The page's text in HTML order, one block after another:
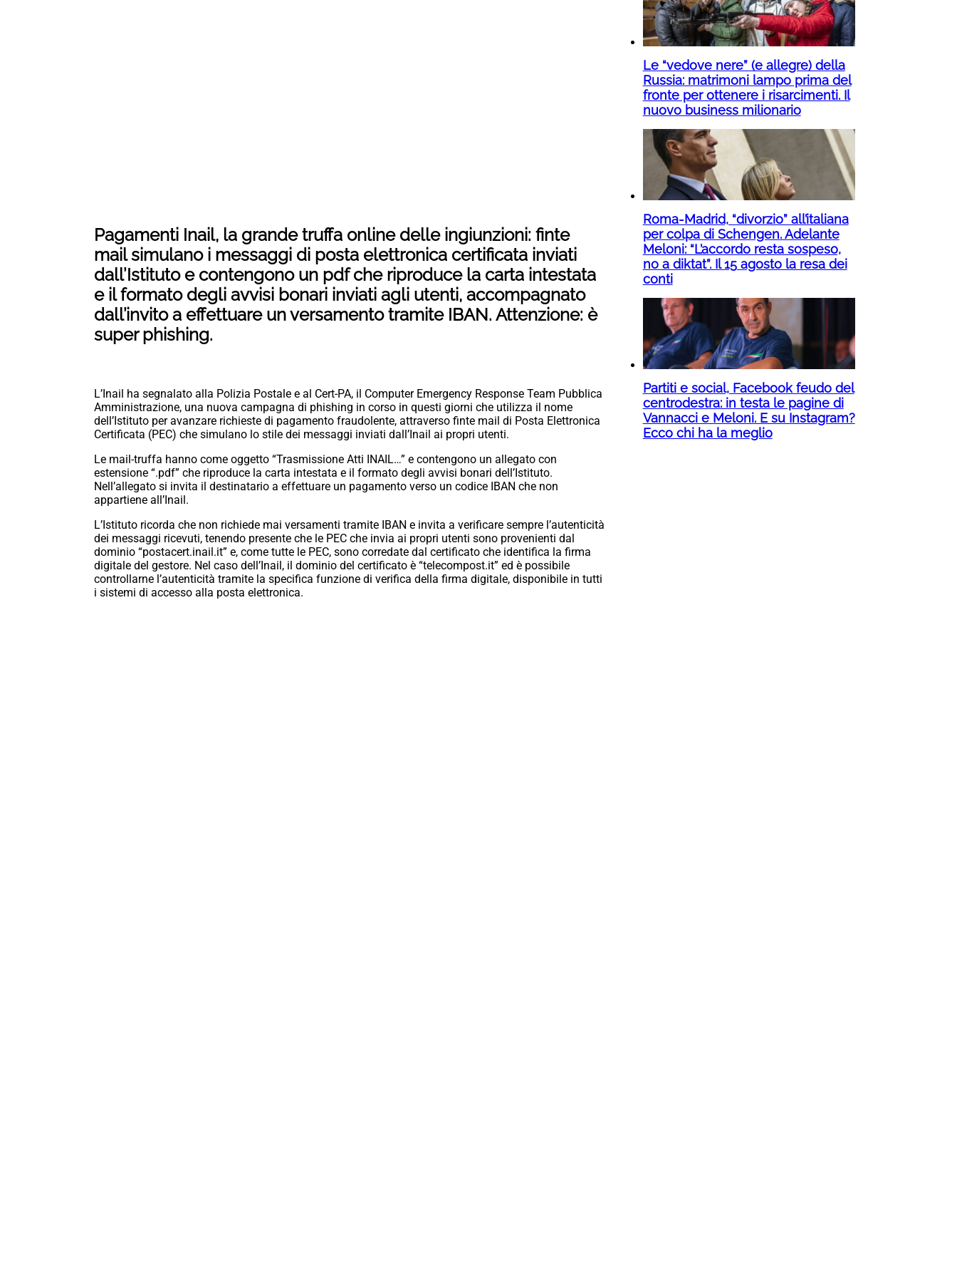
Pagamenti Inail, la grande truffa online delle ingiunzioni: finte
mail simulano i messaggi di posta elettronica certificata inviati
dall’Istituto e contengono un pdf che riproduce la carta intestata
e il formato degli avvisi bonari inviati agli utenti, accompagnato
dall’invito a effettuare un versamento tramite IBAN. Attenzione: è
super phishing.
L’Inail ha segnalato alla Polizia Postale e al Cert-PA, il Computer Emergency Response Team Pubblica
Amministrazione, una nuova campagna di phishing in corso in questi giorni che utilizza il nome
dell’Istituto per avanzare richieste di pagamento fraudolente, attraverso finte mail di Posta Elettronica
Certificata (PEC) che simulano lo stile dei messaggi inviati dall’Inail ai propri utenti.
Le mail-truffa hanno come oggetto “Trasmissione Atti INAIL…” e contengono un allegato con
estensione “.pdf” che riproduce la carta intestata e il formato degli avvisi bonari dell’Istituto.
Nell’allegato si invita il destinatario a effettuare un pagamento verso un codice IBAN che non
appartiene all’Inail.
L’Istituto ricorda che non richiede mai versamenti tramite IBAN e invita a verificare sempre l’autenticità
dei messaggi ricevuti, tenendo presente che le PEC che invia ai propri utenti sono provenienti dal
dominio “postacert.inail.it” e, come tutte le PEC, sono corredate dal certificato che identifica la firma
digitale del gestore. Nel caso dell’Inail, il dominio del certificato è “telecompost.it” ed è possibile
controllarne l’autenticità tramite la specifica funzione di verifica della firma digitale, disponibile in tutti
i sistemi di accesso alla posta elettronica.
Le “vedove nere” (e allegre) della
Russia: matrimoni lampo prima del
fronte per ottenere i risarcimenti. Il
nuovo business milionario
Roma-Madrid, “divorzio” all’italiana
per colpa di Schengen. Adelante
Meloni: “L’accordo resta sospeso,
no a diktat”. Il 15 agosto la resa dei
conti
Partiti e social, Facebook feudo del
centrodestra: in testa le pagine di
Vannacci e Meloni. E su Instagram?
Ecco chi ha la meglio